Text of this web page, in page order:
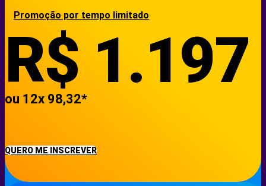
Promoção por tempo limitado
R$ 1.197
ou 12x 98,32*
QUERO ME INSCREVER